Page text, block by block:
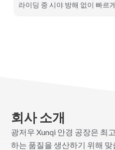
라이딩 중 시야 방해 없이 빠르
회사 소개
광저우 Xunqi 안경 공장은 최
하는 품질을 생산하기 위해